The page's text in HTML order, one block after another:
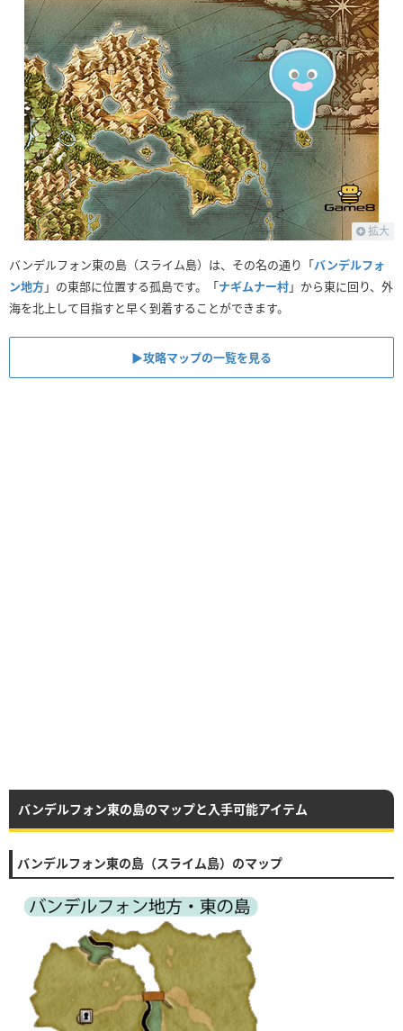
拡大
バンデルフォン東の島（スライム島）は、その名の通り「バンデルフォ
ン地方」の東部に位置する孤島です。「ナギムナー村」から東に回り、外
海を北上して目指すと早く到着することができます。
▶︎攻略マップの一覧を見る
バンデルフォン東の島のマップと入手可能アイテム
バンデルフォン東の島（スライム島）のマップ